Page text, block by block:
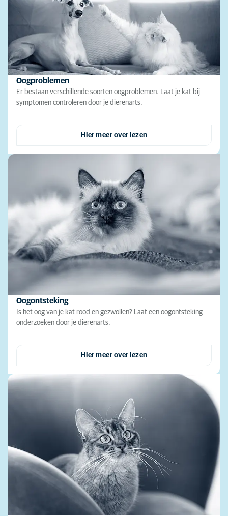
Oogproblemen
Er bestaan verschillende soorten oogproblemen. Laat je kat bij
symptomen controleren door je dierenarts.
Hier meer over lezen
Oogontsteking
Is het oog van je kat rood en gezwollen? Laat een oogontsteking
onderzoeken door je dierenarts.
Hier meer over lezen